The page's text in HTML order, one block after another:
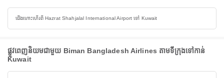
ជើងហោះហើរពី Hazrat Shahjalal International Airport ទៅ Kuwait
ផ្លូវពេញនិយមជាមួយ Biman Bangladesh Airlines តាមទីក្រុងទៅកាន់
Kuwait